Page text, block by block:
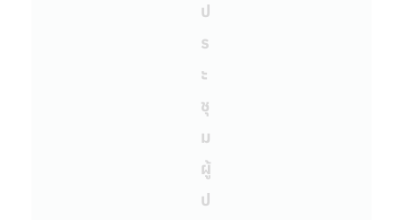
ป
ร
ะ
ชุ
ม
ผู้
ป